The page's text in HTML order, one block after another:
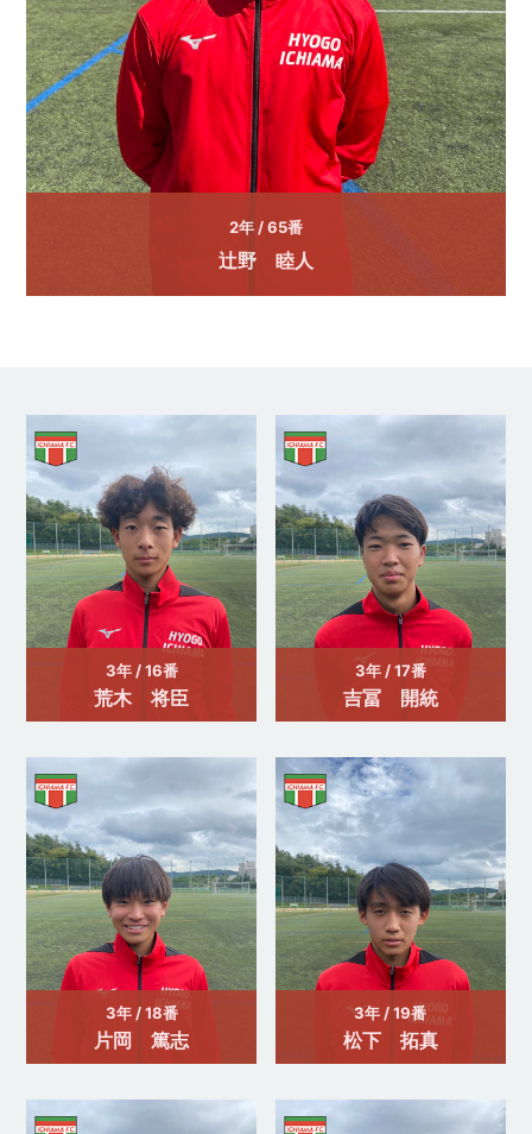
2年 / 65番
辻野 睦人
3年 / 16番
荒木 将臣
3年 / 17番
吉冨 開統
3年 / 18番
片岡 篤志
3年 / 19番
松下 拓真